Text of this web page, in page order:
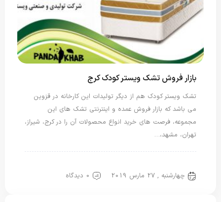
بازار فروش تشک ویستر کودک کرج
تشک ویستر کودک هم از دیگر تولیدات این کارخانه در قزوین
می باشد که بازار فروش عمده و اینترنتی تشک های این
مجموعه، فرصت های خرید انواع محصولات آن را در کرج، شیراز،
تهران، مشهد،…
چهارشنبه , 27 مارس 2019 0 دیدگاه